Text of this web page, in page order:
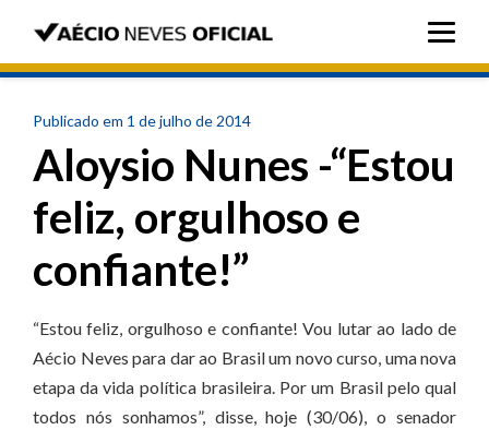
Publicado em 1 de julho de 2014
Aloysio Nunes -“Estou
feliz, orgulhoso e
confiante!”
“Estou feliz, orgulhoso e confiante! Vou lutar ao lado de
Aécio Neves para dar ao Brasil um novo curso, uma nova
etapa da vida política brasileira. Por um Brasil pelo qual
todos nós sonhamos”, disse, hoje (30/06), o senador